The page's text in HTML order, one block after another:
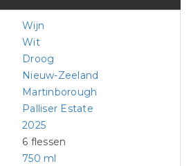
Wijn
Wit
Droog
Nieuw-Zeeland
Martinborough
Palliser Estate
2025
6 flessen
750 ml